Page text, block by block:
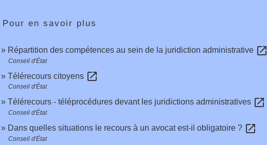
Pour en savoir plus
Répartition des compétences au sein de la juridiction administrative open_in_new
Conseil d'État
Télérecours citoyens open_in_new
Conseil d'État
Télérecours - téléprocédures devant les juridictions administratives open_in_new
Conseil d'État
Dans quelles situations le recours à un avocat est-il obligatoire ? open_in_new
Conseil d'État